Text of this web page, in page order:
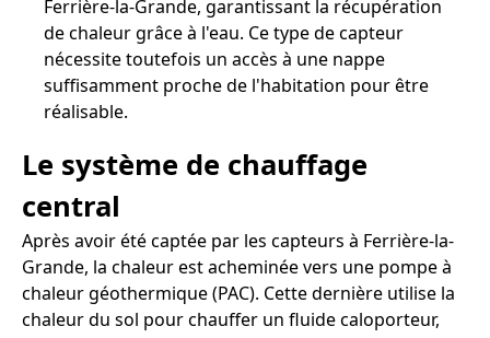
Ferrière-la-Grande, garantissant la récupération
de chaleur grâce à l'eau. Ce type de capteur
nécessite toutefois un accès à une nappe
suffisamment proche de l'habitation pour être
réalisable.
Le système de chauffage
central
Après avoir été captée par les capteurs à Ferrière-la-
Grande, la chaleur est acheminée vers une pompe à
chaleur géothermique (PAC). Cette dernière utilise la
chaleur du sol pour chauffer un fluide caloporteur,